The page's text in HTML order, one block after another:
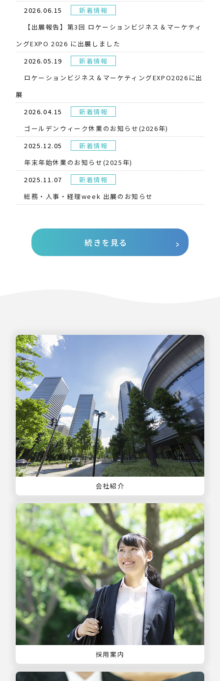
2026.06.15
新着情報
【出展報告】第3回 ロケーションビジネス＆マーケティ
ングEXPO 2026 に出展しました
2026.05.19
新着情報
​ロケーションビジネス＆マーケティングEXPO2026に出
展
2026.04.15
新着情報
ゴールデンウィーク休業のお知らせ(2026年)
2025.12.05
新着情報
年末年始休業のお知らせ(2025年)
2025.11.07
新着情報
総務・人事・経理week 出展のお知らせ
続きを見る
会社紹介
採用案内